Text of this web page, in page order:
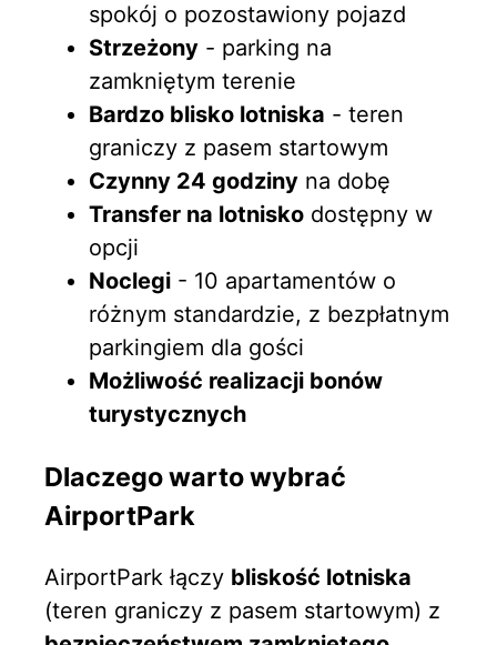
spokój o pozostawiony pojazd
Strzeżony - parking na
zamkniętym terenie
Bardzo blisko lotniska - teren
graniczy z pasem startowym
Czynny 24 godziny na dobę
Transfer na lotnisko dostępny w
opcji
Noclegi - 10 apartamentów o
różnym standardzie, z bezpłatnym
parkingiem dla gości
Możliwość realizacji bonów
turystycznych
Dlaczego warto wybrać
AirportPark
AirportPark łączy bliskość lotniska
(teren graniczy z pasem startowym) z